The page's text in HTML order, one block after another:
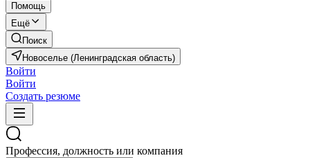
Помощь
Ещё
Поиск
Новоселье (Ленинградская область)
Войти
Войти
Создать резюме
Профессия, должность или компания